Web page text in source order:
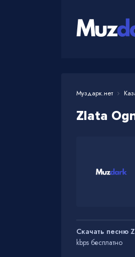
Муздарк.нет
Zlata
Скачать песню
kbps бесплатно